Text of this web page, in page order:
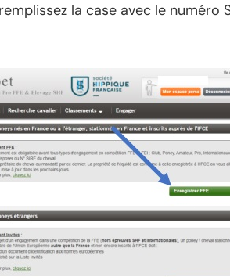
la case avec le numéro